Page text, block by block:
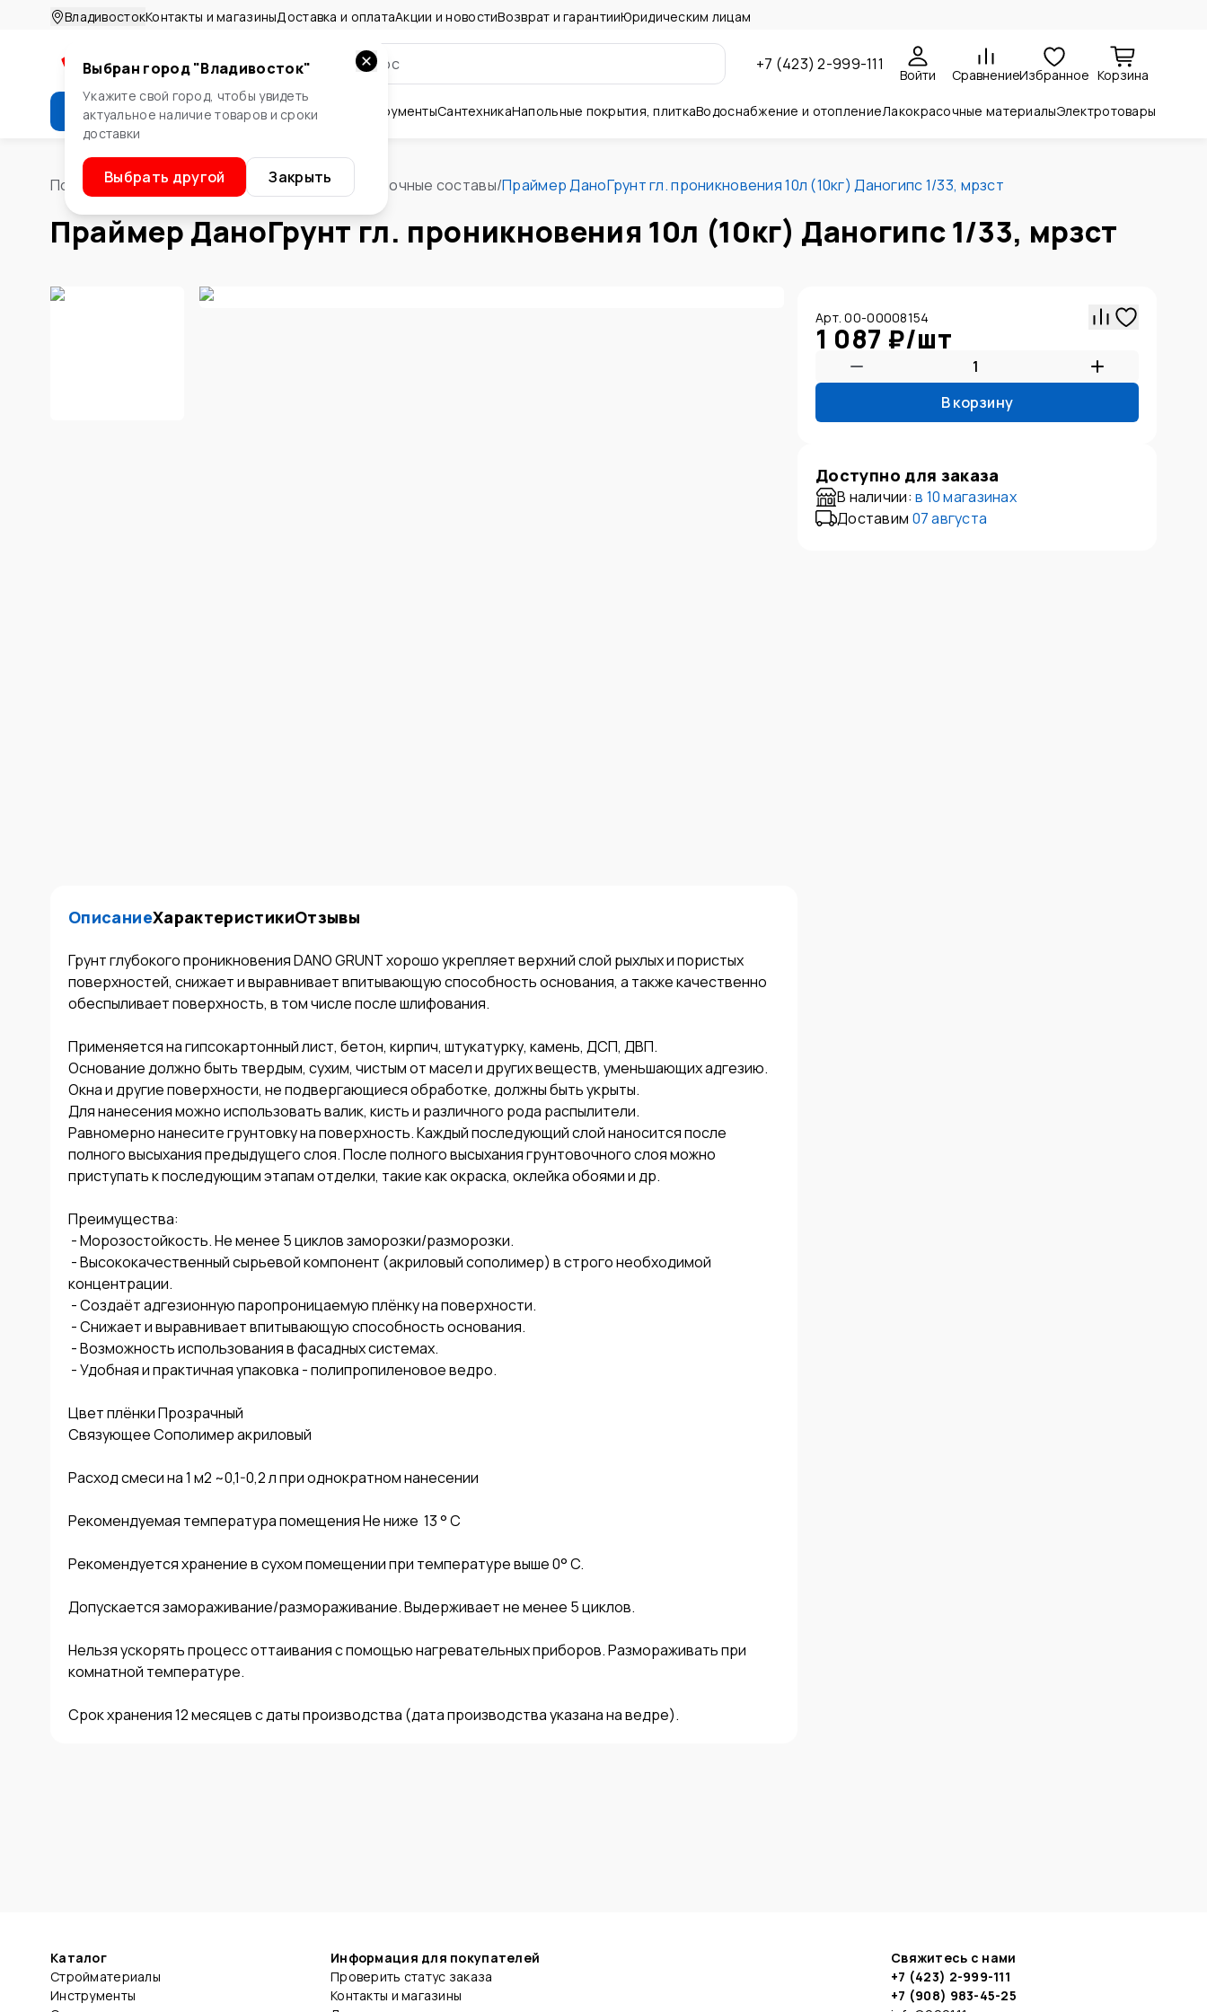
ВладивостокКонтакты и магазиныДоставка и оплатаАкции и новостиВозврат и гарантииЮридическим лицам
+7 (423) 2-999-111
Войти СравнениеИзбранное Корзина
Каталог Стройматериалы ИнструментыСантехникаНапольные покрытия, плиткаВодоснабжение и отоплениеЛакокрасочные материалыЭлектротовары
Выбран город "Владивосток"
Укажите свой город, чтобы увидеть
актуальное наличие товаров и сроки
доставки
Выбрать другой Закрыть
Помощник/Лакокрасочные материалы/ Грунтовочные составы/Праймер ДаноГрунт гл. проникновения 10л (10кг) Даногипс 1/33, мрзст
Праймер ДаноГрунт гл. проникновения 10л (10кг) Даногипс 1/33, мрзст
ОписаниеХарактеристикиОтзывы
Грунт глубокого проникновения DANO GRUNT хорошо укрепляет верхний слой рыхлых и пористых
поверхностей, снижает и выравнивает впитывающую способность основания, а также качественно
обеспыливает поверхность, в том числе после шлифования.
Применяется на гипсокартонный лист, бетон, кирпич, штукатурку, камень, ДСП, ДВП.
Основание должно быть твердым, сухим, чистым от масел и других веществ, уменьшающих адгезию.
Окна и другие поверхности, не подвергающиеся обработке, должны быть укрыты.
Для нанесения можно использовать валик, кисть и различного рода распылители.
Равномерно нанесите грунтовку на поверхность. Каждый последующий слой наносится после
полного высыхания предыдущего слоя. После полного высыхания грунтовочного слоя можно
приступать к последующим этапам отделки, такие как окраска, оклейка обоями и др.
Преимущества:
концентрации.
Цвет плёнки Прозрачный
Связующее Сополимер акриловый
Расход смеси на 1 м2 ~0,1-0,2 л при однократном нанесении
Рекомендуемая температура помещения Не ниже  13 ° С
Рекомендуется хранение в сухом помещении при температуре выше 0° C.
Допускается замораживание/размораживание. Выдерживает не менее 5 циклов.
Нельзя ускорять процесс оттаивания с помощью нагревательных приборов. Размораживать при
комнатной температуре.
Срок хранения 12 месяцев с даты производства (дата производства указана на ведре).
Арт. 00-00008154
1 087 ₽/шт
В корзину
Доступно для заказа
В наличии: в 10 магазинах
Доставим 07 августа
Каталог
Стройматериалы
Инструменты
Информация для покупателей
Проверить статус заказа
Контакты и магазины
Свяжитесь с нами
+7 (423) 2-999-111
+7 (908) 983-45-25